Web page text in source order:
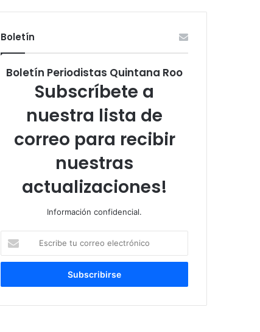
Boletín
Boletín Periodistas Quintana Roo
Subscríbete a
nuestra lista de
correo para recibir
nuestras
actualizaciones!
Información confidencial.
tu
correo